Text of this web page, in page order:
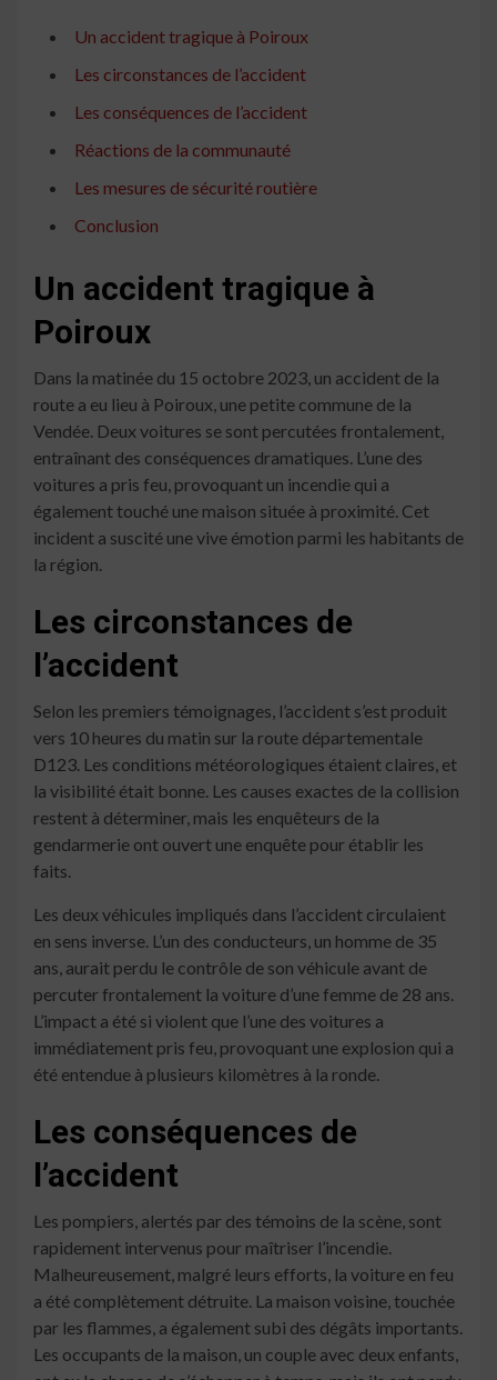
Un accident tragique à Poiroux
Les circonstances de l’accident
Les conséquences de l’accident
Réactions de la communauté
Les mesures de sécurité routière
Conclusion
Un accident tragique à
Poiroux
Dans la matinée du 15 octobre 2023, un accident de la
route a eu lieu à Poiroux, une petite commune de la
Vendée. Deux voitures se sont percutées frontalement,
entraînant des conséquences dramatiques. L’une des
voitures a pris feu, provoquant un incendie qui a
également touché une maison située à proximité. Cet
incident a suscité une vive émotion parmi les habitants de
la région.
Les circonstances de
l’accident
Selon les premiers témoignages, l’accident s’est produit
vers 10 heures du matin sur la route départementale
D123. Les conditions météorologiques étaient claires, et
la visibilité était bonne. Les causes exactes de la collision
restent à déterminer, mais les enquêteurs de la
gendarmerie ont ouvert une enquête pour établir les
faits.
Les deux véhicules impliqués dans l’accident circulaient
en sens inverse. L’un des conducteurs, un homme de 35
ans, aurait perdu le contrôle de son véhicule avant de
percuter frontalement la voiture d’une femme de 28 ans.
L’impact a été si violent que l’une des voitures a
immédiatement pris feu, provoquant une explosion qui a
été entendue à plusieurs kilomètres à la ronde.
Les conséquences de
l’accident
Les pompiers, alertés par des témoins de la scène, sont
rapidement intervenus pour maîtriser l’incendie.
Malheureusement, malgré leurs efforts, la voiture en feu
a été complètement détruite. La maison voisine, touchée
par les flammes, a également subi des dégâts importants.
Les occupants de la maison, un couple avec deux enfants,